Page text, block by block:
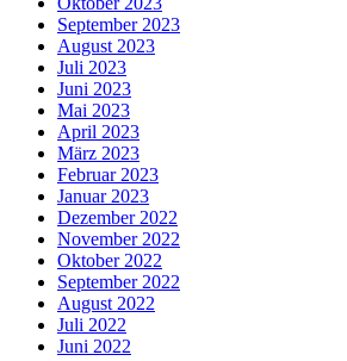
September 2023
August 2023
Juli 2023
Juni 2023
Mai 2023
April 2023
März 2023
Februar 2023
Januar 2023
Dezember 2022
November 2022
Oktober 2022
September 2022
August 2022
Juli 2022
Juni 2022